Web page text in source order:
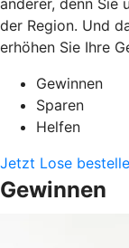
anderer, denn Sie
der Region. Und
erhöhen Sie Ihre
Gewinnen
Sparen
Helfen
Jetzt Lose
Gewinnen